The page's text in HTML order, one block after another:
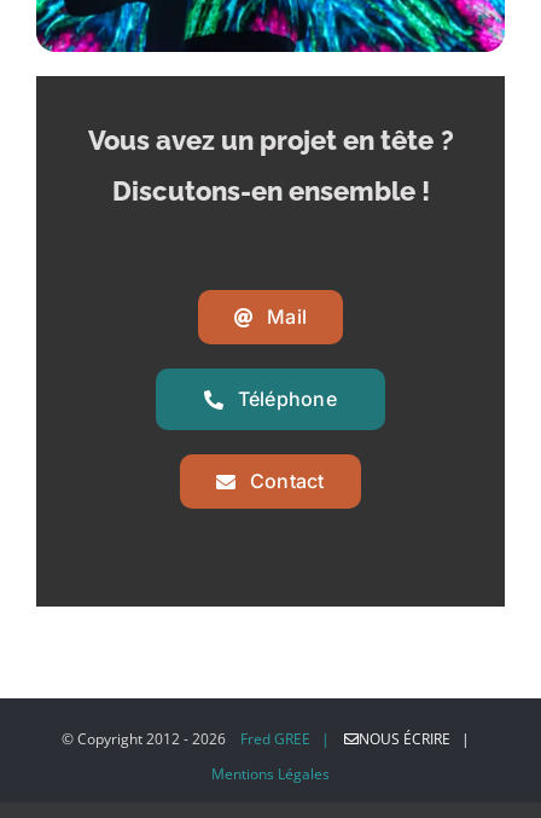
Vous avez un projet en tête ?
Discutons-en ensemble !
Mail
Téléphone
Contact
© Copyright 2012 -2026 Fred GREE |
NOUS ÉCRIRE |
Mentions Légales